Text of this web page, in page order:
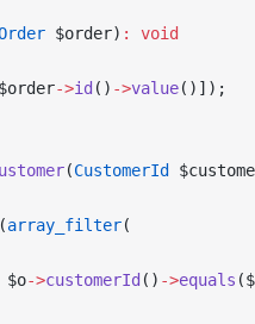
$order) :
void
->id () ->value()]);
(CustomerId
(array_filter(
$o->customerId () ->equals